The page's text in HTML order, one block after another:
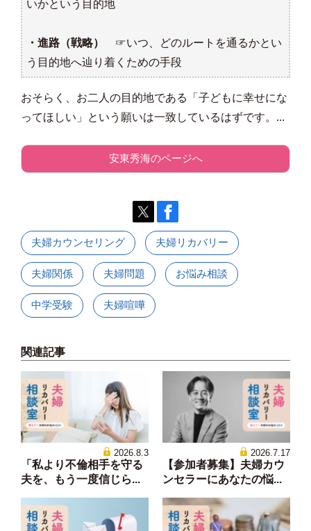
いかという目的地
・進路（戦略）
☞いつ、どのルートを通るかとい
う目的地へ辿り着くための手段
おそらく、お二人の目的地である「子どもに幸せにな
ってほしい」という願いは一致しているはずです。...
安東秀海のページへ
夫婦カウンセリング 夫婦リカバリー
夫婦関係 夫婦問題 お悩み相談
中学受験 夫婦喧嘩
関連記事
2026.8.3
「私より不倫相手を守る
夫を、もう一度信じら...
2026.7.17
【参加者募集】夫婦カウ
ンセラーにあなたの悩...